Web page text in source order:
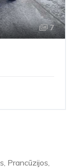
7
Prancūzijos,